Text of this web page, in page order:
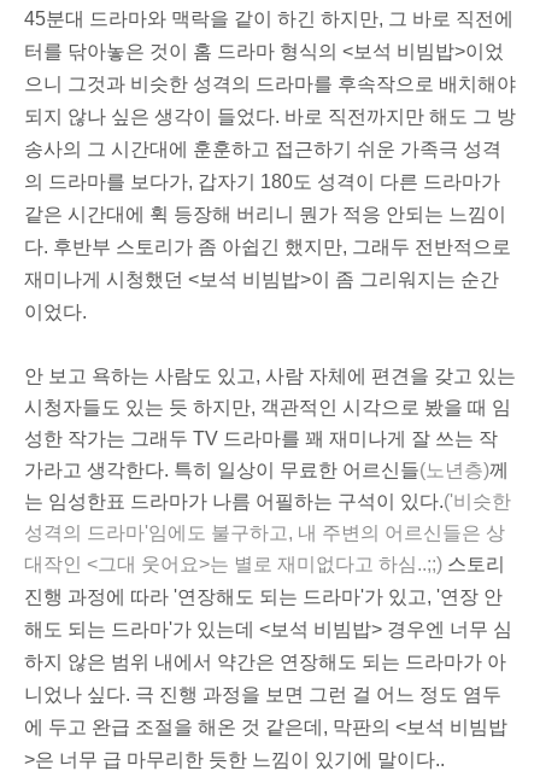
45분대 드라마와 맥락을 같이 하긴 하지만, 그 바로 직전에
터를 닦아놓은 것이 홈 드라마 형식의 <보석 비빔밥>이었
으니 그것과 비슷한 성격의 드라마를 후속작으로 배치해야
되지 않나 싶은 생각이 들었다. 바로 직전까지만 해도 그 방
송사의 그 시간대에 훈훈하고 접근하기 쉬운 가족극 성격
의 드라마를 보다가, 갑자기 180도 성격이 다른 드라마가
같은 시간대에 휙 등장해 버리니 뭔가 적응 안되는 느낌이
다. 후반부 스토리가 좀 아쉽긴 했지만, 그래두 전반적으로
재미나게 시청했던 <보석 비빔밥>이 좀 그리워지는 순간
이었다.
안 보고 욕하는 사람도 있고, 사람 자체에 편견을 갖고 있는
시청자들도 있는 듯 하지만, 객관적인 시각으로 봤을 때 임
성한 작가는 그래두 TV 드라마를 꽤 재미나게 잘 쓰는 작
가라고 생각한다. 특히 일상이 무료한 어르신들(노년층)께
는 임성한표 드라마가 나름 어필하는 구석이 있다.('비슷한
성격의 드라마'임에도 불구하고, 내 주변의 어르신들은 상
대작인 <그대 웃어요>는 별로 재미없다고 하심..;;) 스토리
진행 과정에 따라 '연장해도 되는 드라마'가 있고, '연장 안
해도 되는 드라마'가 있는데 <보석 비빔밥> 경우엔 너무 심
하지 않은 범위 내에서 약간은 연장해도 되는 드라마가 아
니었나 싶다. 극 진행 과정을 보면 그런 걸 어느 정도 염두
에 두고 완급 조절을 해온 것 같은데, 막판의 <보석 비빔밥
>은 너무 급 마무리 한 듯한 느낌이 있기에 말이다..